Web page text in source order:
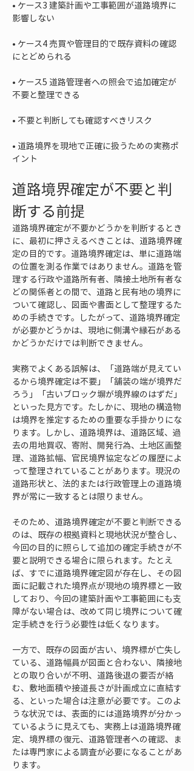
• ケース3 建築計画や工事範囲が道路境界に
• ケース4 売買や管理目的で既存資料の確認
• ケース5 道路管理者への照会で追加確定が
•
• 道路境界を現地で正確に扱うための実務ポ
イント
道路境界確定が不要と判
断する前提
道路境界確定が不要かどうかを判断するとき
に、最初に押さえるべきことは、道路境界確
定の目的です。道路境界確定は、単に道路端
の位置を測る作業ではありません。道路を管
理する行政や道路所有者、隣接土地所有者な
どの関係者との間で、道路と民有地の境界に
ついて確認し、図面や書面として整理するた
めの手続きです。したがって、道路境界確定
が必要かどうかは、現地に側溝や縁石がある
かどうかだけでは判断できません。
実務でよくある誤解は、「道路端が見えてい
るから境界確定は不要」「舗装の端が境界だ
ろう」「古いブロック塀が境界線のはずだ」
といった見方です。たしかに、現地の構造物
は境界を推定するための重要な手掛かりにな
ります。しかし、道路境界は、道路区域、過
去の用地買収、寄附、開発行為、土地区画整
理、道路拡幅、官民境界協定などの履歴によ
って整理されていることがあります。現況の
道路形状と、法的または行政管理上の道路境
界が常に一致するとは限りません。
そのため、道路境界確定が不要と判断できる
のは、既存の根拠資料と現地状況が整合し、
今回の目的に照らして追加の確定手続きが不
要と説明できる場合に限られます。たとえ
ば、すでに道路境界確定図が存在し、その図
面に記載された境界点が現地の境界標と一致
しており、今回の建築計画や工事範囲にも支
障がない場合は、改めて同じ境界について確
定手続きを行う必要性は低くなります。
一方で、既存の図面が古い、境界標が亡失し
ている、道路幅員が図面と合わない、隣接地
との取り合いが不明、道路後退の要否が絡
む、敷地面積や接道長さが計画成立に直結す
る、といった場合は注意が必要です。このよ
うな状況では、表面的には道路境界が分かっ
ているように見えても、実務上は道路境界確
定、境界標の復元、道路管理者への確認、ま
たは専門家による調査が必要になることがあ
ります。